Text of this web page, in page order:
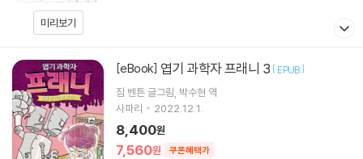
미리보기
[eBook] 엽기 과학자 프래니 3 [ EPUB]
짐 벤튼글그림 박수현 역
사파리
2022.12.1.
7,560원 쿠폰혜택가
8,400원